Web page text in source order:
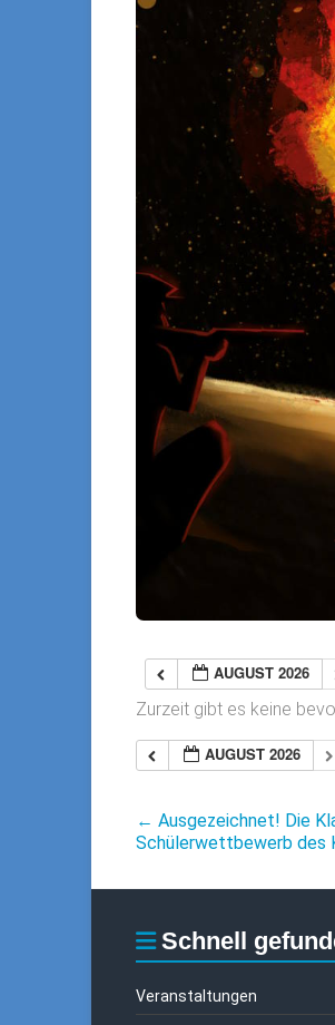
AUGUST 2026
Zurzeit gibt es keine
AUGUST 2026
← Ausgezeichnet! Die
Schülerwettbewerb des
Schnell
Veranstaltungen